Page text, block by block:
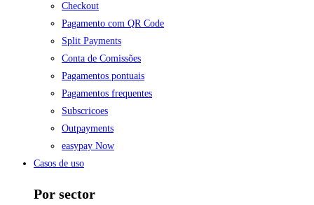
Checkout
Pagamento com QR Code
Split Payments
Conta de Comissões
Pagamentos pontuais
Pagamentos frequentes
Subscricoes
Outpayments
easypay Now
Casos de uso
Por sector